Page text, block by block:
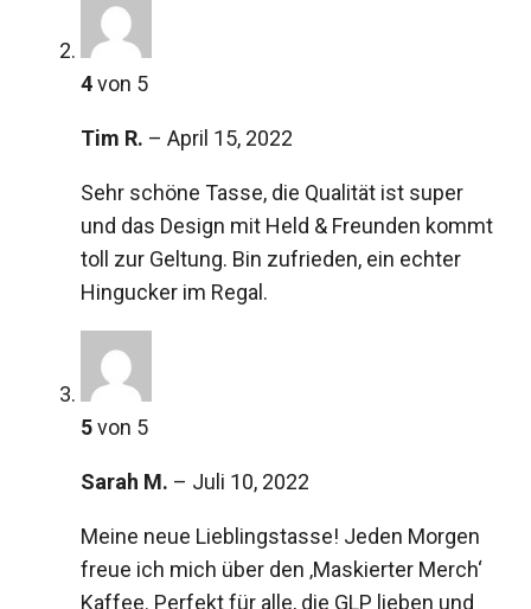
4von 5
Tim R. – April 15, 2022
Sehr schöne Tasse, die Qualität ist super
und das Design mit Held & Freunden kommt
toll zur Geltung. Bin zufrieden, ein echter
Hingucker im Regal.
5von 5
Sarah M. – Juli 10, 2022
Meine neue Lieblingstasse! Jeden Morgen
freue ich mich über den ‚Maskierter Merch‘
Kaffee. Perfekt für alle, die GLP lieben und